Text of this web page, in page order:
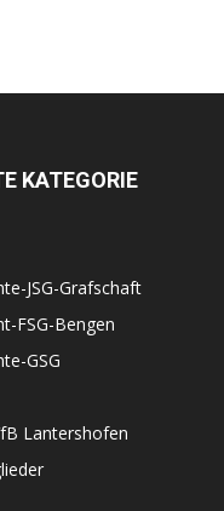
KATEGORIE
JSG-Grafschaft
FSG-Bengen
GSG
Lantershofen